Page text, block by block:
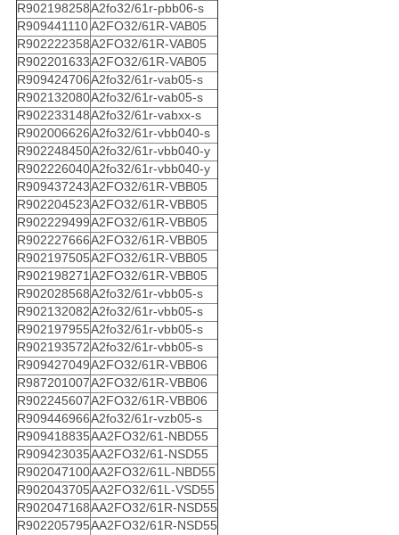
R902198258A2fo32/61r-pbb06-s
R909441110A2FO32/61R-VAB05
R902222358A2FO32/61R-VAB05
R902201633A2FO32/61R-VAB05
R909424706A2fo32/61r-vab05-s
R902132080A2fo32/61r-vab05-s
R902233148A2fo32/61r-vabxx-s
R902006626A2fo32/61r-vbb040-s
R902248450A2fo32/61r-vbb040-y
R902226040A2fo32/61r-vbb040-y
R909437243A2FO32/61R-VBB05
R902204523A2FO32/61R-VBB05
R902229499A2FO32/61R-VBB05
R902227666A2FO32/61R-VBB05
R902197505A2FO32/61R-VBB05
R902198271A2FO32/61R-VBB05
R902028568A2fo32/61r-vbb05-s
R902132082A2fo32/61r-vbb05-s
R902197955A2fo32/61r-vbb05-s
R902193572A2fo32/61r-vbb05-s
R909427049A2FO32/61R-VBB06
R987201007A2FO32/61R-VBB06
R902245607A2FO32/61R-VBB06
R909446966A2fo32/61r-vzb05-s
R909418835AA2FO32/61-NBD55
R909423035AA2FO32/61-NSD55
R902047100AA2FO32/61L-NBD55
R902043705AA2FO32/61L-VSD55
R902047168AA2FO32/61R-NSD55
R902205795AA2FO32/61R-NSD55